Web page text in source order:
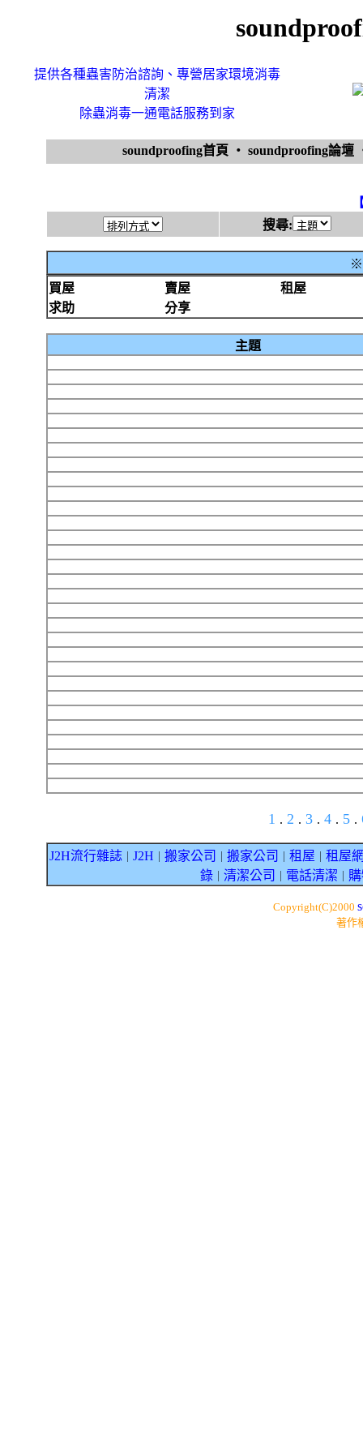
提供各種蟲害防治諮詢、專營居家環境消毒
清潔
除蟲消毒一通電話服務到家
soundproofing首頁 ‧ soundproofing論壇
搜尋:
※
買屋
賣屋
租屋
求助
分享
主題
1 . 2 . 3 . 4 . 5 .
J2H流行雜誌 J2H 搬家公司 搬家公司 租屋
租屋
錄｜ 清潔公司 電話清潔
Copyright(C)2000
著作